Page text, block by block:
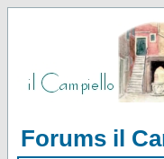
Forums il